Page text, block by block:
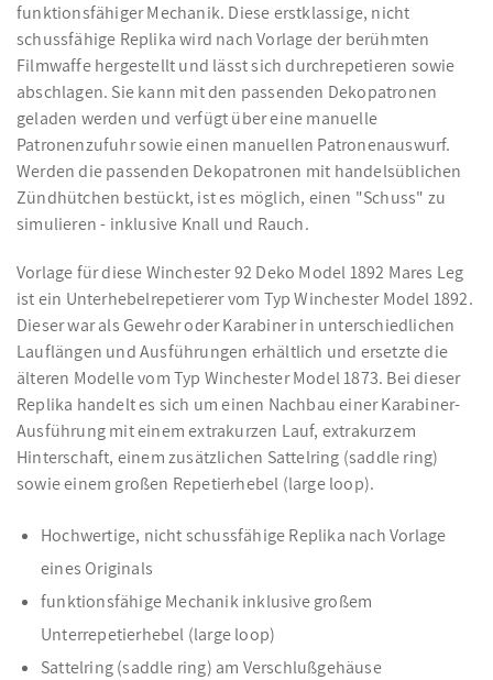
funktionsfähiger Mechanik. Diese erstklassige, nicht
schussfähige Replika wird nach Vorlage der berühmten
Filmwaffe hergestellt und lässt sich durchrepetieren sowie
abschlagen. Sie kann mit den passenden Dekopatronen
geladen werden und verfügt über eine manuelle
Patronenzufuhr sowie einen manuellen Patronenauswurf.
Werden die passenden Dekopatronen mit handelsüblichen
Zündhütchen bestückt, ist es möglich, einen "Schuss" zu
simulieren - inklusive Knall und Rauch.
Vorlage für diese Winchester 92 Deko Model 1892 Mares Leg
ist ein Unterhebelrepetierer vom Typ Winchester Model 1892.
Dieser war als Gewehr oder Karabiner in unterschiedlichen
Lauflängen und Ausführungen erhältlich und ersetzte die
älteren Modelle vom Typ Winchester Model 1873. Bei dieser
Replika handelt es sich um einen Nachbau einer Karabiner-
Ausführung mit einem extrakurzen Lauf, extrakurzem
Hinterschaft, einem zusätzlichen Sattelring (saddle ring)
sowie einem großen Repetierhebel (large loop).
Hochwertige, nicht schussfähige Replika nach Vorlage
eines Originals
funktionsfähige Mechanik inklusive großem
Unterrepetierhebel (large loop)
Sattelring (saddle ring) am Verschlußgehäuse